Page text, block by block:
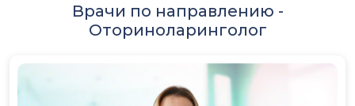
Врачи по направлению -
Оториноларинголог